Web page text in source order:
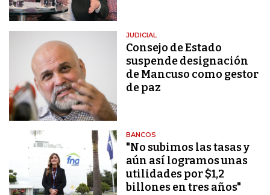
JUDICIAL
Consejo de Estado
suspende designación
de Mancuso como gestor
de paz
BANCOS
"No subimos las tasas y
aún así logramos unas
utilidades por $1,2
billones en tres años"